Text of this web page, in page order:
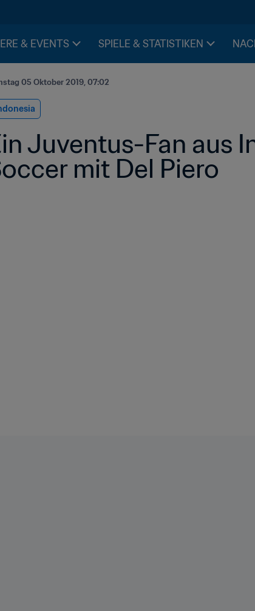
& EVENTS SPIELE & STATISTIKEN
05 Oktober 2019, 07:02
Juventus-Fan aus
mit Del Piero